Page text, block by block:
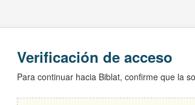
Verificación de acceso
Para continuar hacia Biblat, confirme que la